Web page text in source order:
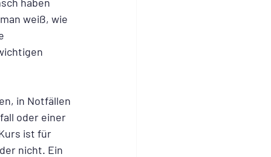
weiß, wie
in Notfällen
oder einer
ist für
nicht. Ein